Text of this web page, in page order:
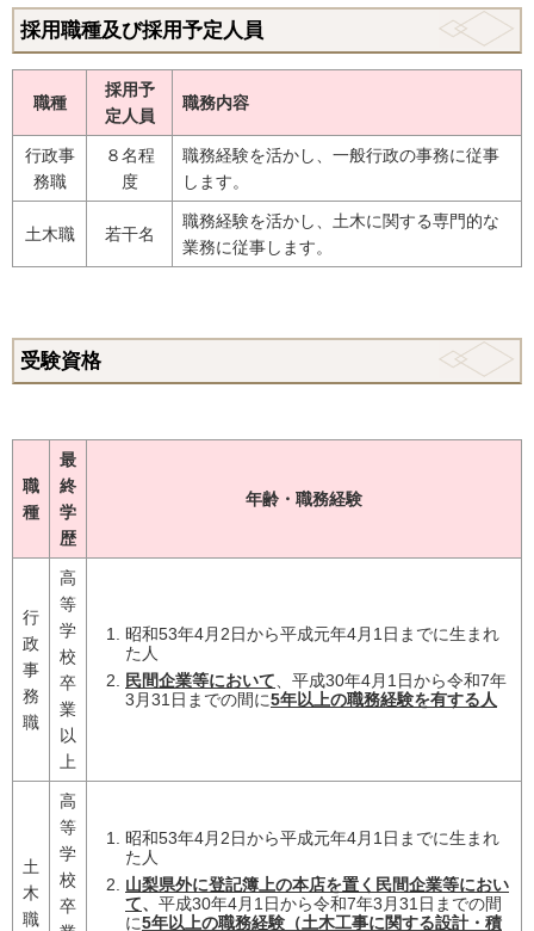
採用職種及び採用予定人員
職種
採用予
定人員
職務内容
行政事
務職
８名程
度
職務経験を活かし、一般行政の事務に従事
します。
土木職 若干名
職務経験を活かし、土木に関する専門的な
業務に従事します。
受験資格
職
種
最
終
学
歴
年齢・職務経験
行
政
事
務
職
高
等
学
校
卒
業
以
上
昭和53年4月2日から平成元年4月1日までに生まれ
た人
民間企業等において 、平成30年4月1日から令和7年
3月31日までの間に5年以上の職務経験を有する人
土
木
職
高
等
学
校
卒
昭和53年4月2日から平成元年4月1日までに生まれ
た人
山梨県外に登記簿上の本店を置く民間企業等におい
て、 平成30年4月1日から令和7年3月31日までの間
に5年以上の職務経験（土木工事に関する設計・積